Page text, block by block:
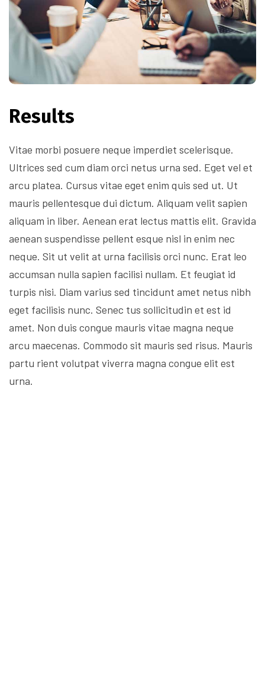
Results
Vitae morbi posuere neque imperdiet scelerisque.
Ultrices sed cum diam orci netus urna sed. Eget vel et
arcu platea. Cursus vitae eget enim quis sed ut. Ut
mauris pellentesque dui dictum. Aliquam velit sapien
aliquam in liber. Aenean erat lectus mattis elit. Gravida
aenean suspendisse pellent esque nisl in enim nec
neque. Sit ut velit at urna facilisis orci nunc. Erat leo
accumsan nulla sapien facilisi nullam. Et feugiat id
turpis nisi. Diam varius sed tincidunt amet netus nibh
eget facilisis nunc. Senec tus sollicitudin et est id
amet. Non duis congue mauris vitae magna neque
arcu maecenas. Commodo sit mauris sed risus. Mauris
partu rient volutpat viverra magna congue elit est
urna.